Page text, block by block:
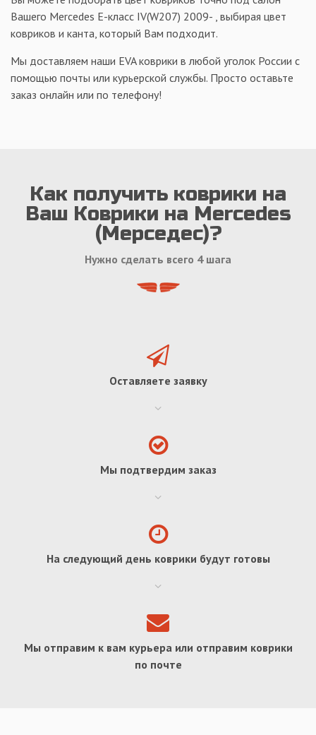
Вашего Mercedes Е-класс IV(W207) 2009- , выбирая цвет
ковриков и канта, который Вам подходит.
Мы доставляем наши EVA коврики в любой уголок России с
помощью почты или курьерской службы. Просто оставьте
заказ онлайн или по телефону!
Как получить коврики на
Ваш Коврики на Mercedes
(Мерседес)?
Нужно сделать всего 4 шага
Оставляете заявку
Мы подтвердим заказ
На следующий день коврики будут готовы
Мы отправим к вам курьера или отправим коврики
по почте